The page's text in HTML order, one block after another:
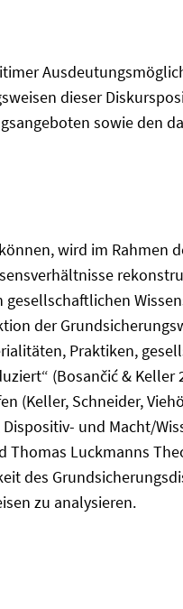
dieser
sowie den
wird im Rahmen
der
Praktiken,
(Bosančić &
(Keller, Schneider,
und Macht/
Thomas Luckmanns
des
zu analysieren.